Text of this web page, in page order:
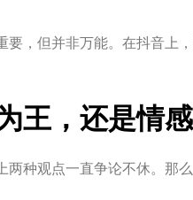
要，但并非万能。在抖音上
王，还是情
两种观点一直争论不休。那